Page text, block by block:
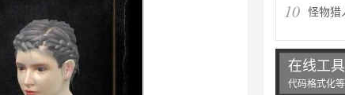
10 怪物猎
在线工具
代码格式化等